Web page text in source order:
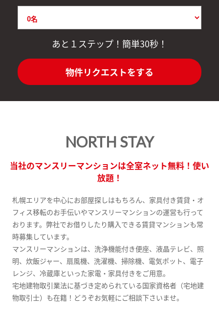
あと１ステップ！簡単30秒！
物件リクエストをする
NORTH STAY
当社のマンスリーマンションは全室ネット無料！使い
放題！
札幌エリアを中心にお部屋探しはもちろん、家具付き賃貸・オ
フィス移転のお手伝いやマンスリーマンションの運営も行って
おります。弊社でお借りしたり購入できる賃貸マンションも常
時募集しています。
マンスリーマンションは、洗浄機能付き便座、液晶テレビ、照
明、炊飯ジャー、扇風機、洗濯機、掃除機、電気ポット、電子
レンジ、冷蔵庫といった家電・家具付きをご用意。
宅地建物取引業法に基づき定められている国家資格者（宅地建
物取引士）も在籍！どうぞお気軽にご相談下さいませ。